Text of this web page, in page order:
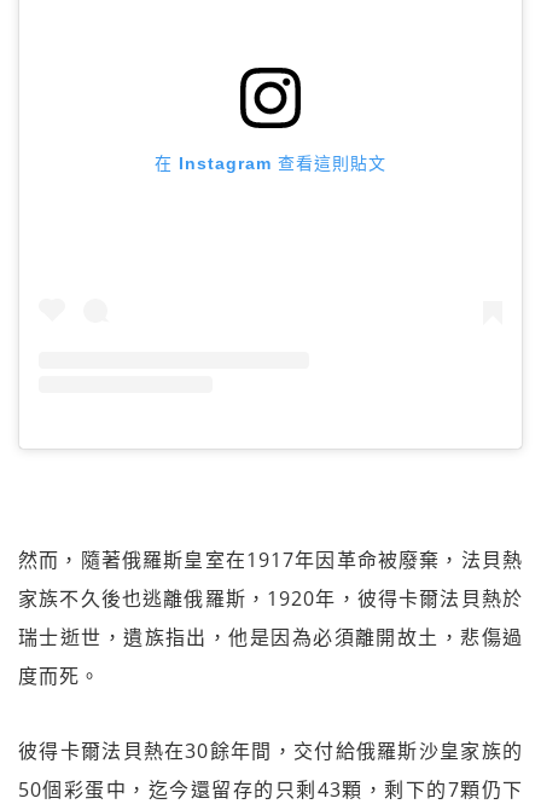
在 Instagram 查看這則貼文
然而，隨著俄羅斯皇室在1917年因革命被廢棄，法貝熱
家族不久後也逃離俄羅斯，1920年，彼得卡爾法貝熱於
瑞士逝世，遺族指出，他是因為必須離開故土，悲傷過
度而死。
彼得卡爾法貝熱在30餘年間，交付給俄羅斯沙皇家族的
50個彩蛋中，迄今還留存的只剩43顆，剩下的7顆仍下